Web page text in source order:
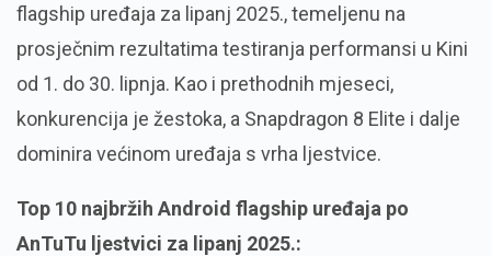
flagship uređaja za lipanj 2025., temeljenu na
prosječnim rezultatima testiranja performansi u Kini
od 1. do 30. lipnja. Kao i prethodnih mjeseci,
konkurencija je žestoka, a Snapdragon 8 Elite i dalje
dominira većinom uređaja s vrha ljestvice.
Top 10 najbržih Android flagship uređaja po
AnTuTu ljestvici za lipanj 2025.: